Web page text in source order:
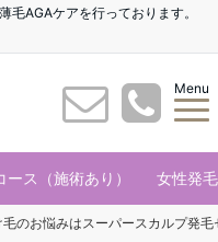
毛AGAケアを行っております。
Menu
ス（施術あり） 女性発
のお悩みはスーパースカルプ発